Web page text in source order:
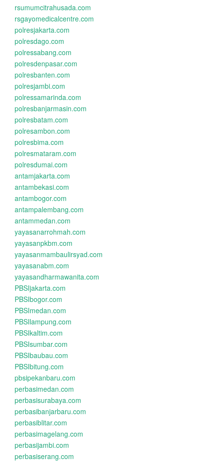
rsumumcitrahusada.com
rsgayomedicalcentre.com
polresjakarta.com
polresdago.com
polressabang.com
polresdenpasar.com
polresbanten.com
polresjambi.com
polressamarinda.com
polresbanjarmasin.com
polresbatam.com
polresambon.com
polresbima.com
polresmataram.com
polresdumai.com
antamjakarta.com
antambekasi.com
antambogor.com
antampalembang.com
antammedan.com
yayasanarrohmah.com
yayasanpkbm.com
yayasanmambaulirsyad.com
yayasanabm.com
yayasandharmawanita.com
PBSIjakarta.com
PBSIbogor.com
PBSImedan.com
PBSIlampung.com
PBSIkaltim.com
PBSIsumbar.com
PBSIbaubau.com
PBSIbitung.com
pbsipekanbaru.com
perbasimedan.com
perbasisurabaya.com
perbasibanjarbaru.com
perbasiblitar.com
perbasimagelang.com
perbasijambi.com
perbasiserang.com